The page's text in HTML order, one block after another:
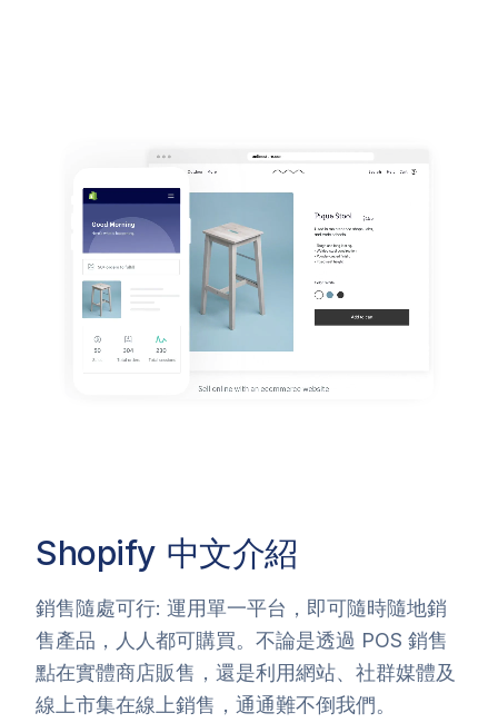
Shopify 中文介紹
銷售隨處可行: 運用單一平台，即可隨時隨地銷
售產品，人人都可購買。不論是透過 POS 銷售
點在實體商店販售，還是利用網站、社群媒體及
線上市集在線上銷售，通通難不倒我們。